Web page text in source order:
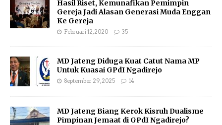
Hasil Riset, Kemunafikan Pemimpin
Gereja Jadi Alasan Generasi Muda Enggan
Ke Gereja
Februari 12, 2020 35
MD Jateng Diduga Kuat Catut Nama MP
Untuk Kuasai GPdI Ngadirejo
September 29, 2025 14
MD Jateng Biang Kerok Kisruh Dualisme
Pimpinan Jemaat di GPdI Ngadirejo?